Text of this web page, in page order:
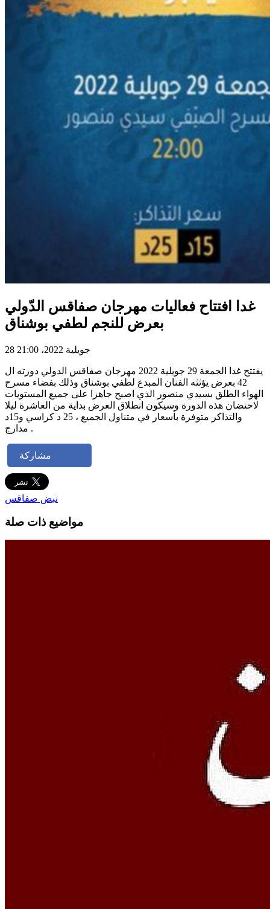
غدا افتتاح فعاليات مهرجان صفاقس الدّولي
بعرض للنجم لطفي بوشناق
28 جويلية 2022، 21:00
يفتتح غدا الجمعة 29 جويلية 2022 مهرجان صفاقس الدولي دورته ال
42 بعرض يؤثثه الفنان المبدع لطفي بوشناق وذلك بفضاء مسرح
الهواء الطلق بسيدي منصور الذي اصبح جاهزا على جميع المستويات
لاحتضان هذه الدورة وسيكون انطلاق العرض بداية من العاشرة ليلا
والتذاكر متوفرة بأسعار في متناول الجميع ، 25 د كراسي و15د
مدارج .
مشاركة
نبض صفاقس
مواضيع ذات صلة